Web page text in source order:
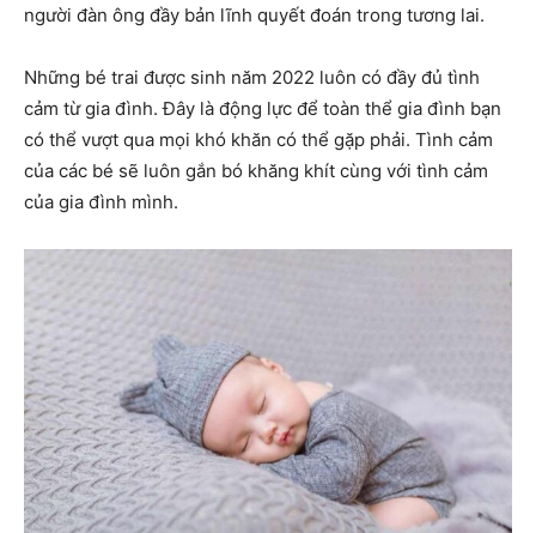
người đàn ông đầy bản lĩnh quyết đoán trong tương lai.
Những bé trai được sinh năm 2022 luôn có đầy đủ tình
cảm từ gia đình. Đây là động lực để toàn thể gia đình bạn
có thể vượt qua mọi khó khăn có thể gặp phải. Tình cảm
của các bé sẽ luôn gắn bó khăng khít cùng với tình cảm
của gia đình mình.